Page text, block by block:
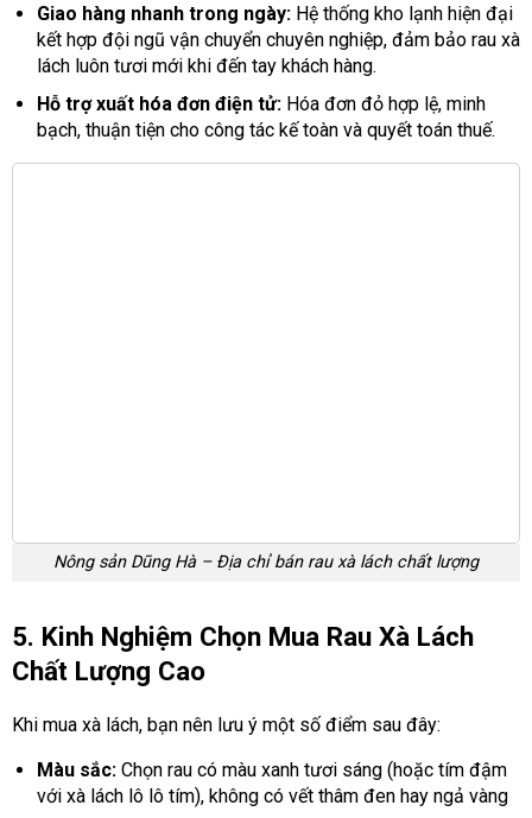
Giao hàng nhanh trong ngày:Hệ thống kho lạnh hiện đại
kết hợp đội ngũ vận chuyển chuyên nghiệp, đảm bảo rau xà
lách luôn tươi mới khi đến tay khách hàng.
Hỗ trợ xuất hóa đơn điện tử:Hóa đơn đỏ hợp lệ, minh
bạch, thuận tiện cho công tác kế toàn và quyết toán thuế.
Nông sản Dũng Hà – Địa chỉ bán rau xà lách chất lượng
5. Kinh Nghiệm Chọn Mua Rau Xà Lách
Chất Lượng Cao
Khi mua xà lách, bạn nên lưu ý một số điểm sau đây:
Màu sắc:Chọn rau có màu xanh tươi sáng (hoặc tím đậm
với xà lách lô lô tím), không có vết thâm đen hay ngả vàng